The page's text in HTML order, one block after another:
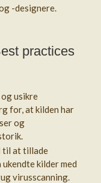
-designere.
practices
usikre
for, at kilden har
og
til at tillade
kilder med
virusscanning.